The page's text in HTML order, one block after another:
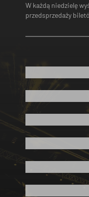
W każdą niedzielę
przedsprzedaży